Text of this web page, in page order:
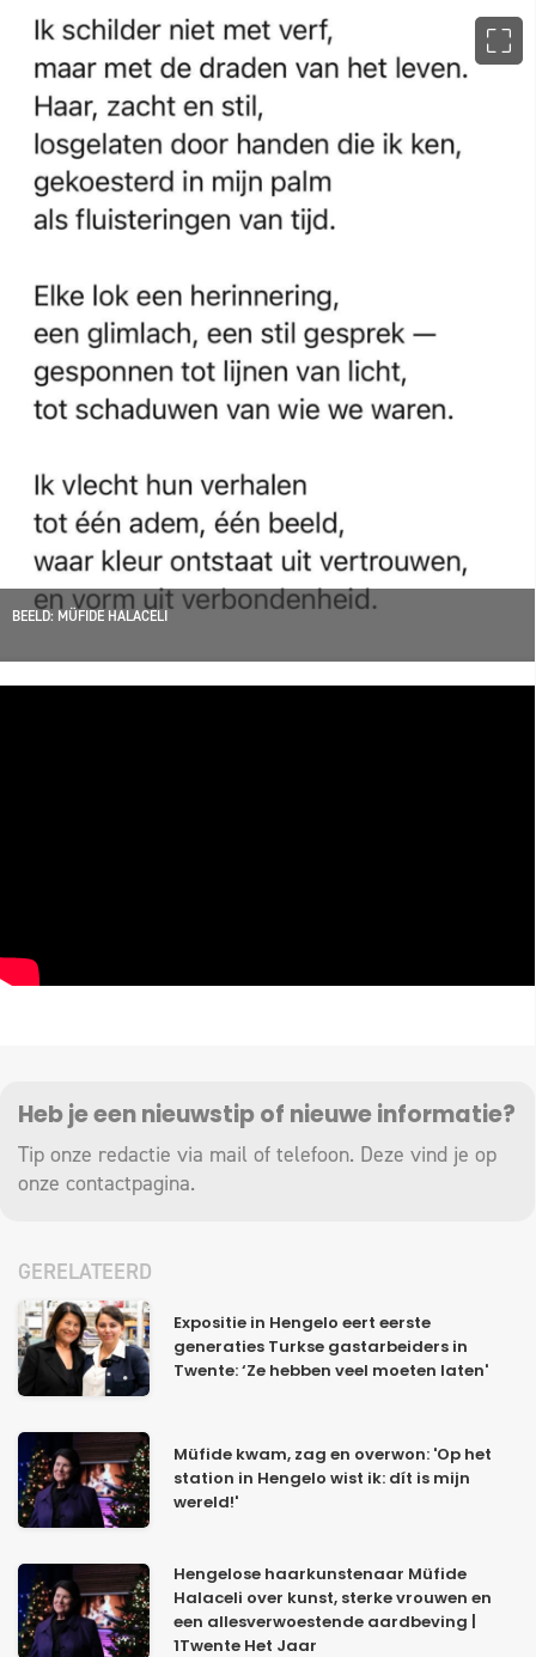
BEELD: MÜFIDE HALACELI
Heb je een nieuwstip of nieuwe informatie?
Tip onze redactie via mail of telefoon. Deze vind je op
onze contactpagina.
GERELATEERD
Expositie in Hengelo eert eerste
generaties Turkse gastarbeiders in
Twente: ‘Ze hebben veel moeten laten'
Müfide kwam, zag en overwon: 'Op het
station in Hengelo wist ik: dít is mijn
wereld!'
Hengelose haarkunstenaar Müfide
Halaceli over kunst, sterke vrouwen en
een allesverwoestende aardbeving |
1Twente Het Jaar